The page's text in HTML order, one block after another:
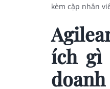
kèm cặp nhân
ích gì